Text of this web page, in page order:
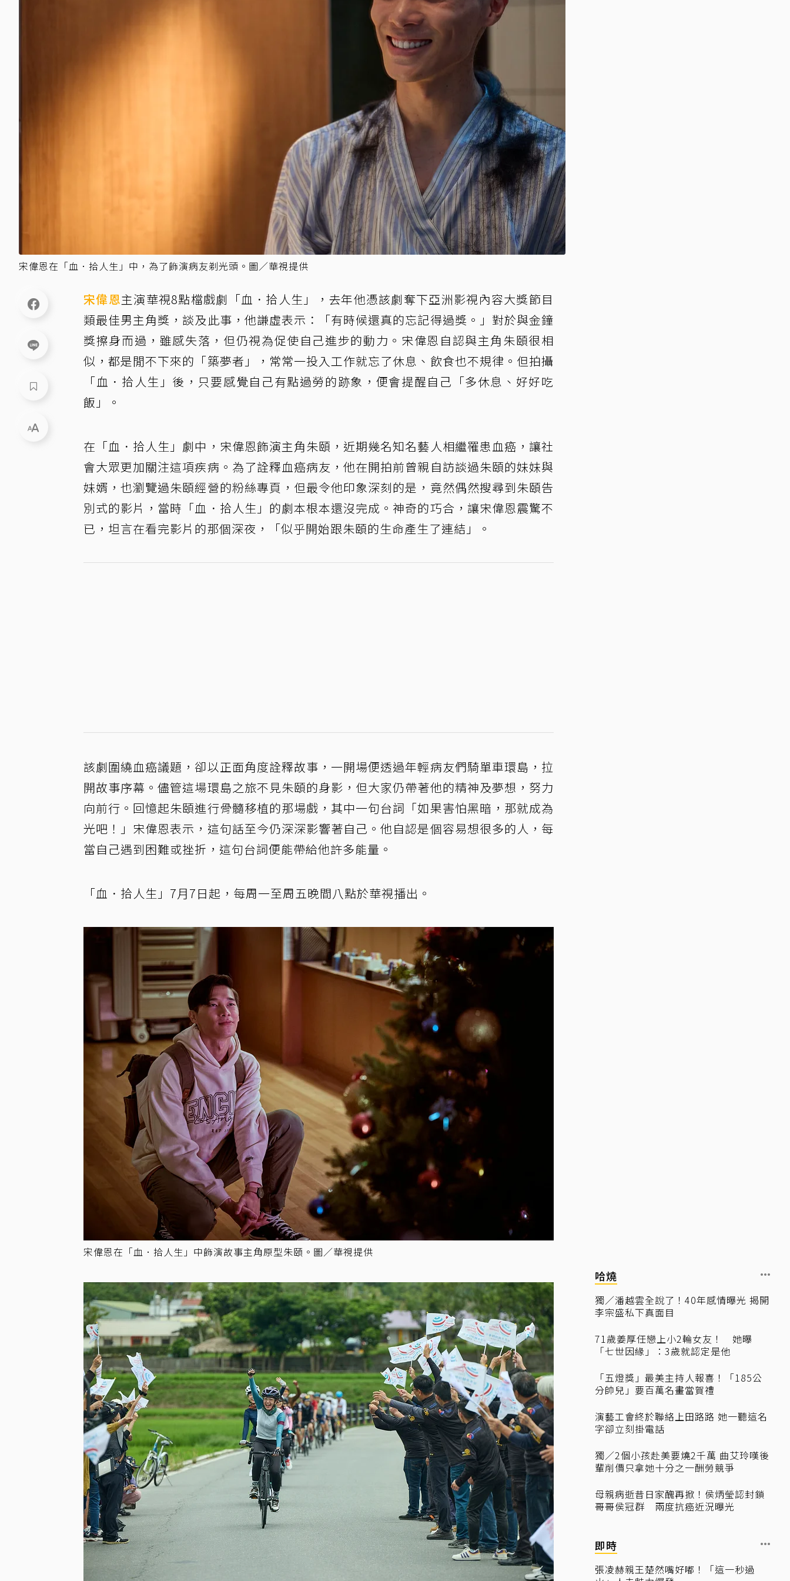
宋偉恩在「血．拾人生」中，為了飾演病友剃光頭。圖／華視提供
宋偉恩主演華視8點檔戲劇「血．拾人生」，去年他憑該劇奪下亞洲影視內容大獎節目
類最佳男主角獎，談及此事，他謙虛表示：「有時候還真的忘記得過獎。」對於與金鐘
獎擦身而過，雖感失落，但仍視為促使自己進步的動力。宋偉恩自認與主角朱頤很相
似，都是閒不下來的「築夢者」，常常一投入工作就忘了休息、飲食也不規律。但拍攝
「血．拾人生」後，只要感覺自己有點過勞的跡象，便會提醒自己「多休息、好好吃
飯」。
在「血．拾人生」劇中，宋偉恩飾演主角朱頤，近期幾名知名藝人相繼罹患血癌，讓社
會大眾更加關注這項疾病。為了詮釋血癌病友，他在開拍前曾親自訪談過朱頤的妹妹與
妹婿，也瀏覽過朱頤經營的粉絲專頁，但最令他印象深刻的是，竟然偶然搜尋到朱頤告
別式的影片，當時「血．拾人生」的劇本根本還沒完成。神奇的巧合，讓宋偉恩震驚不
已，坦言在看完影片的那個深夜，「似乎開始跟朱頤的生命產生了連結」。
該劇圍繞血癌議題，卻以正面角度詮釋故事，一開場便透過年輕病友們騎單車環島，拉
開故事序幕。儘管這場環島之旅不見朱頤的身影，但大家仍帶著他的精神及夢想，努力
向前行。回憶起朱頤進行骨髓移植的那場戲，其中一句台詞「如果害怕黑暗，那就成為
光吧！」宋偉恩表示，這句話至今仍深深影響著自己。他自認是個容易想很多的人，每
當自己遇到困難或挫折，這句台詞便能帶給他許多能量。
「血．拾人生」7月7日起，每周一至周五晚間八點於華視播出。
宋偉恩在「血．拾人生」中飾演故事主角原型朱頤。圖／華視提供
哈燒
獨／潘越雲全說了！40年感情曝光 揭開
李宗盛私下真面目
71歲姜厚任戀上小2輪女友！ 她曝
「七世因緣」：3歲就認定是他
「五燈獎」最美主持人報喜！「185公
分帥兒」要百萬名畫當賀禮
演藝工會終於聯絡上田路路 她一聽這名
字卻立刻掛電話
獨／2個小孩赴美要燒2千萬 曲艾玲嘆後
輩削價只拿她十分之一酬勞競爭
母親病逝昔日家醜再掀！侯炳瑩認封鎖
哥哥侯冠群 兩度抗癌近況曝光
即時
張凌赫親王楚然嘴好嘟！「這一秒過